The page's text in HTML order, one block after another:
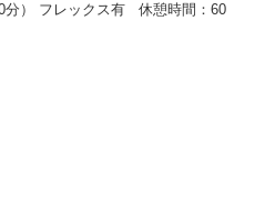
分） フレックス有 休憩時間：60